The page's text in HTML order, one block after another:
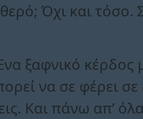
Όχι και τόσο.
ξαφνικό κέρδος
να σε φέρει σε
Και πάνω απ’